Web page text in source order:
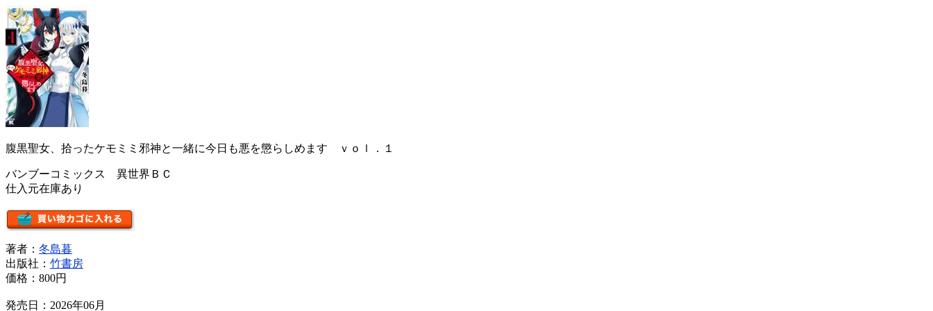
腹黒聖女、拾ったケモミミ邪神と一緒に今日も悪を懲らしめます ｖｏｌ．１
バンブーコミックス 異世界ＢＣ
仕入元在庫あり
著者： 冬島暮
出版社： 竹書房
価格： 800円
発売日：2026年06月